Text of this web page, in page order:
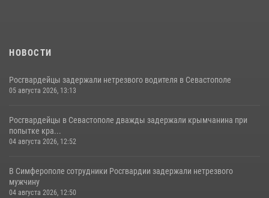
НОВОСТИ
Росгвардейцы задержали нетрезвого водителя в Севастополе
05 августа 2026, 13:13
Росгвардейцы в Севастополе дважды задержали крымчанина при
попытке кра...
04 августа 2026, 12:52
В Симферополе сотрудники Росгвардии задержали нетрезвого
мужчину
04 августа 2026, 12:50